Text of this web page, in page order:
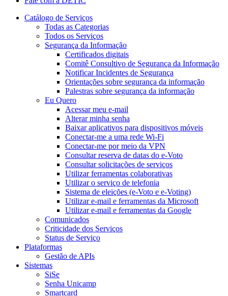
Catálogo de Serviços
Todas as Categorias
Todos os Serviços
Segurança da Informação
Certificados digitais
Comitê Consultivo de Segurança da Informação
Notificar Incidentes de Segurança
Orientações sobre segurança da informação
Palestras sobre segurança da informação
Eu Quero
Acessar meu e-mail
Alterar minha senha
Baixar aplicativos para dispositivos móveis
Conectar-me a uma rede Wi-Fi
Conectar-me por meio da VPN
Consultar reserva de datas do e-Voto
Consultar solicitações de serviços
Utilizar ferramentas colaborativas
Utilizar o serviço de telefonia
Sistema de eleições (e-Voto e e-Voting)
Utilizar e-mail e ferramentas da Microsoft
Utilizar e-mail e ferramentas da Google
Comunicados
Criticidade dos Serviços
Status de Serviço
Plataformas
Gestão de APIs
Sistemas
SiSe
Senha Unicamp
Smartcard